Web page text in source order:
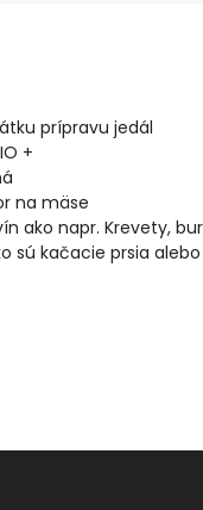
prípravu jedál
+
na mäse
ako napr. Krevety,
sú kačacie prsia